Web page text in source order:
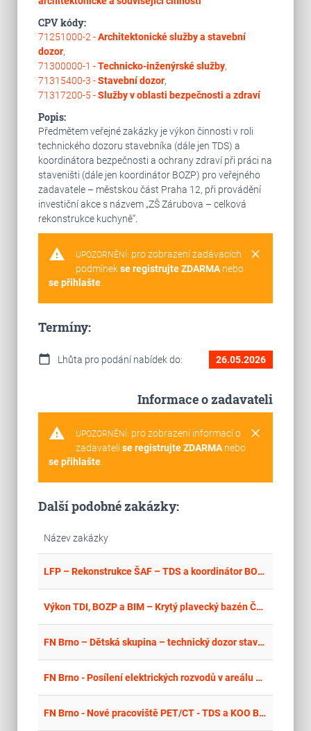
CPV kódy:
71251000-2 -Architektonické služby a stavební
dozor,
71300000-1 -Technicko-inženýrské služby,
71315400-3 -Stavební dozor,
71317200-5 -Služby v oblasti bezpečnosti a zdraví
Popis:
Předmětem veřejné zakázky je výkon činnosti v roli
technického dozoru stavebníka (dále jen TDS) a
koordinátora bezpečnosti a ochrany zdraví při práci na
staveništi (dále jen koordinátor BOZP) pro veřejného
zadavatele – městskou část Praha 12, při provádění
investiční akce s názvem „ZŠ Zárubova – celková
rekonstrukce kuchyně“.
warning clear
UPOZORNĚNÍ: pro zobrazení zadávacích
podmínekse registrujte ZDARMAnebo
se přihlašte.
Termíny:
calendar_today Lhůta pro podání nabídek do: 26.05.2026
Informace o zadavateli
warning clear
UPOZORNĚNÍ: pro zobrazení informací o
zadavateli se registrujte ZDARMAnebo
se přihlašte.
Další podobné zakázky:
Název zakázky
LFP – Rekonstrukce ŠAF – TDS a koordinátor BOZP
Výkon TDI, BOZP a BIM – Krytý plavecký bazén Česká Ves
FN Brno – Dětská skupina – technický dozor stavebníka a koordinátor BOZP
FN Brno - Posílení elektrických rozvodů v areálu FN Brno v souvislosti s realizací projektu GPK - TS9, TS5 a areálové rozvody – TDS a koordinátor BOZP
FN Brno - Nové pracoviště PET/CT - TDS a KOO BOZP